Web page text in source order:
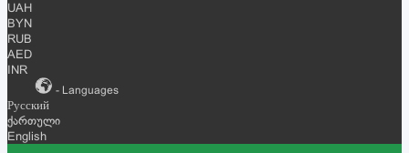
UAH
BYN
RUB
AED
INR
- Languages
Русский
ქართული
English